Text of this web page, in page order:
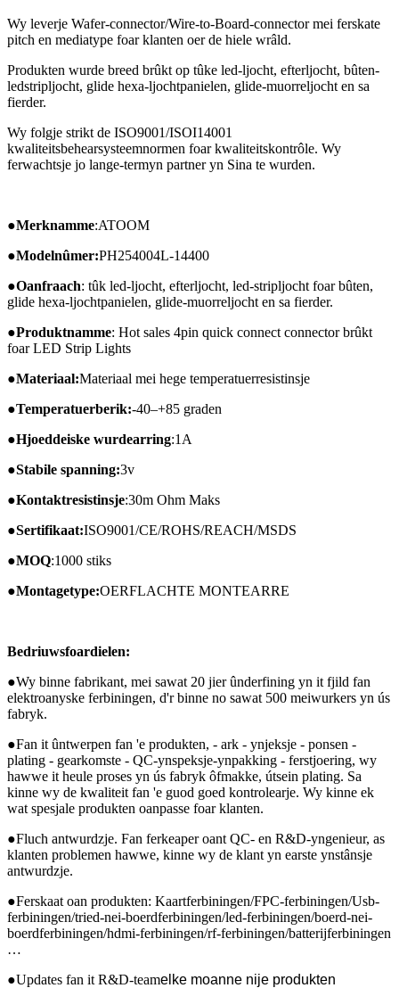
Wy leverje Wafer-connector/Wire-to-Board-connector mei ferskate
pitch en mediatype foar klanten oer de hiele wrâld.
Produkten wurde breed brûkt op tûke led-ljocht, efterljocht, bûten-
ledstripljocht, glide hexa-ljochtpanielen, glide-muorreljocht en sa
fierder.
Wy folgje strikt de ISO9001/ISOI14001
kwaliteitsbehearsysteemnormen foar kwaliteitskontrôle. Wy
ferwachtsje jo lange-termyn partner yn Sina te wurden.
●Merknamme:ATOOM
●Modelnûmer:PH254004L-14400
●Oanfraach: tûk led-ljocht, efterljocht, led-stripljocht foar bûten,
glide hexa-ljochtpanielen, glide-muorreljocht en sa fierder.
●Produktnamme: Hot sales 4pin quick connect connector brûkt
foar LED Strip Lights
●Materiaal:Materiaal mei hege temperatuerresistinsje
●Temperatuerberik:-40–+85 graden
●Hjoeddeiske wurdearring:1A
●Stabile spanning:3v
●Kontaktresistinsje:30m Ohm Maks
●Sertifikaat:ISO9001/CE/ROHS/REACH/MSDS
●MOQ:1000 stiks
●Montagetype:OERFLACHTE MONTEARRE
Bedriuwsfoardielen:
●Wy binne fabrikant, mei sawat 20 jier ûnderfining yn it fjild fan
elektroanyske ferbiningen, d'r binne no sawat 500 meiwurkers yn ús
fabryk.
●Fan it ûntwerpen fan 'e produkten, - ark - ynjeksje - ponsen -
plating - gearkomste - QC-ynspeksje-ynpakking - ferstjoering, wy
hawwe it heule proses yn ús fabryk ôfmakke, útsein plating. Sa
kinne wy ​​​​de kwaliteit fan 'e guod goed kontrolearje. Wy kinne ek
wat spesjale produkten oanpasse foar klanten.
●Fluch antwurdzje. Fan ferkeaper oant QC- en R&D-yngenieur, as
klanten problemen hawwe, kinne wy ​​​​de klant yn earste ynstânsje
antwurdzje.
●Ferskaat oan produkten: Kaartferbiningen/FPC-ferbiningen/Usb-
ferbiningen/tried-nei-boerdferbiningen/led-ferbiningen/boerd-nei-
boerdferbiningen/hdmi-ferbiningen/rf-ferbiningen/batterijferbiningen
…
●Updates fan it R&D-teamelke moanne nije produkten